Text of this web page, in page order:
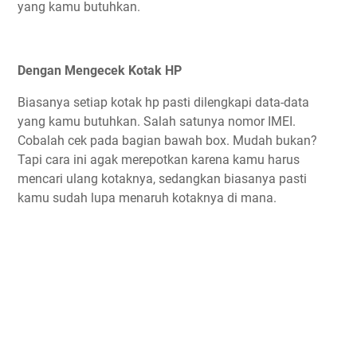
yang kamu butuhkan.
Dengan Mengecek Kotak HP
Biasanya setiap kotak hp pasti dilengkapi data-data
yang kamu butuhkan. Salah satunya nomor IMEI.
Cobalah cek pada bagian bawah box. Mudah bukan?
Tapi cara ini agak merepotkan karena kamu harus
mencari ulang kotaknya, sedangkan biasanya pasti
kamu sudah lupa menaruh kotaknya di mana.